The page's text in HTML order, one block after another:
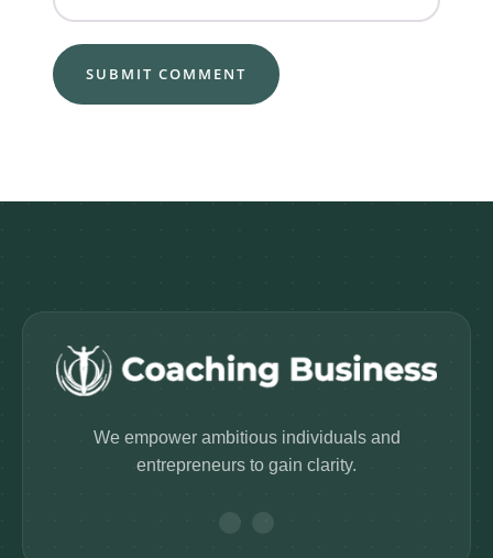
We empower ambitious individuals and
entrepreneurs to gain clarity.